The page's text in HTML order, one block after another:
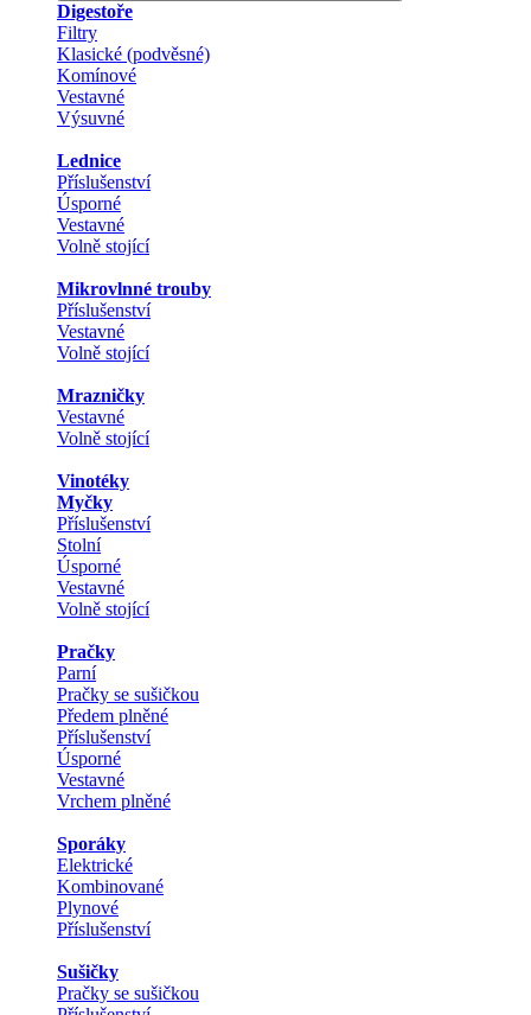
Digestoře
Filtry
Klasické (podvěsné)
Komínové
Vestavné
Výsuvné
Lednice
Příslušenství
Úsporné
Vestavné
Volně stojící
Mikrovlnné trouby
Příslušenství
Vestavné
Volně stojící
Mrazničky
Vestavné
Volně stojící
Vinotéky
Myčky
Příslušenství
Stolní
Úsporné
Vestavné
Volně stojící
Pračky
Parní
Pračky se sušičkou
Předem plněné
Příslušenství
Úsporné
Vestavné
Vrchem plněné
Sporáky
Elektrické
Kombinované
Plynové
Příslušenství
Sušičky
Pračky se sušičkou